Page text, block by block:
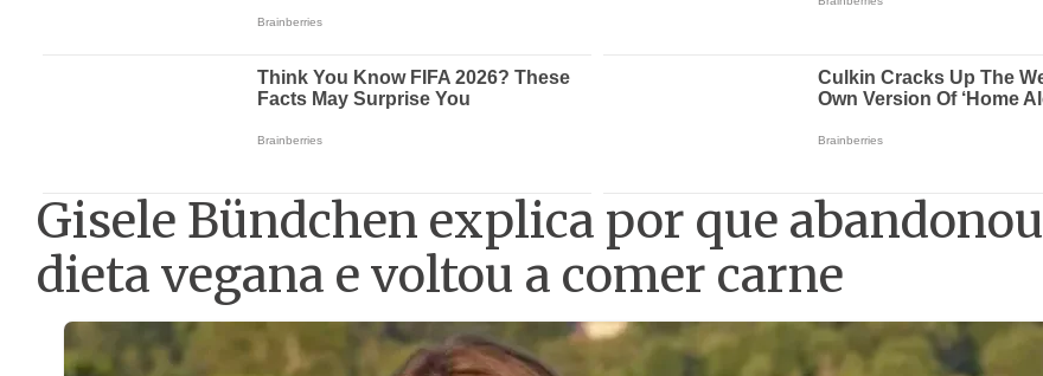
Gisele Bündchen explica por que abandonou
dieta vegana e voltou a comer carne